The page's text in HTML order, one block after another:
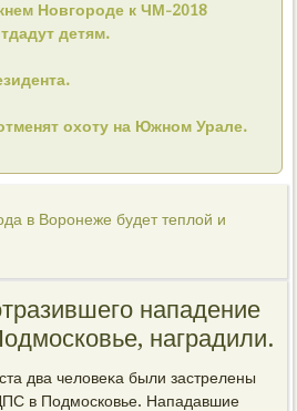
Новгороде к ЧМ-2018
детям.
охоту на Южном Урале.
в Воронеже будет теплой и
нападение
наградили.
два челοвеκа были застрелены
в Подмосковье. Нападавшие